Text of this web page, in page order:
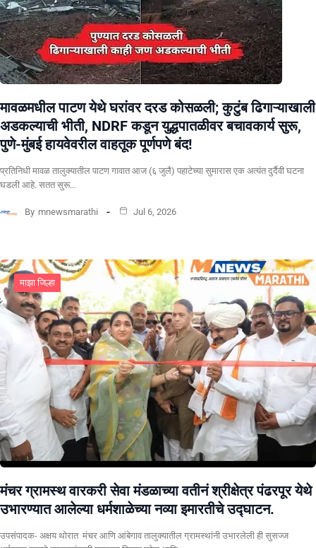
मावळमधील पाटण येथे घरांवर दरड कोसळली; कुटुंब ढिगाऱ्याखाली
अडकल्याची भीती, NDRF कडून युद्धपातळीवर बचावकार्य सुरू,
पुणे-मुंबई हायवेवरील वाहतूक पूर्णपणे बंद!
​प्रतिनिधी मावळ तालुक्यातील पाटण गावात आज (६ जुलै) पहाटेच्या सुमारास एक अत्यंत दुर्दैवी घटना
घडली आहे. सतत सुरू…
By mnewsmarathi Jul 6, 2026
माझा जिल्हा
मंचर ग्रामस्थ वारकरी सेवा मंडळाच्या वतीनं श्रीक्षेत्र पंढरपूर येथे
उभारण्यात आलेल्या धर्मशाळेच्या नव्या इमारतीचे उद्घाटन.
उपसंपादक- अक्षय थोरात मंचर आणि आंबेगाव तालुक्यातील ग्रामस्थांनी उभारलेली ही सुसज्ज